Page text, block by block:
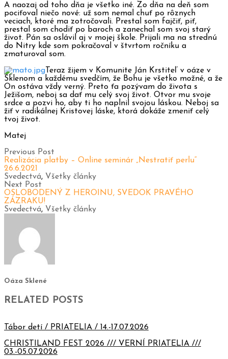
A naozaj od toho dňa je všetko iné. Zo dňa na deň som
pociťoval niečo nové: už som nemal chuť po rôznych
veciach, ktoré ma zotročovali. Prestal som fajčiť, piť,
prestal som chodiť po baroch a zanechal som svoj starý
život. Pán sa oslávil aj v mojej škole. Prijali ma na strednú
do Nitry kde som pokračoval v štvrtom ročníku a
zmaturoval som.
Teraz žijem v Komunite Ján Krstiteľ v oáze v
Sklenom a každému svedčím, že Bohu je všetko možné, a že
On ostáva vždy verný. Preto ťa pozývam do života s
Ježišom, neboj sa dať mu celý svoj život. Otvor mu svoje
srdce a pozvi ho, aby ti ho naplnil svojou láskou. Neboj sa
žiť v radikálnej Kristovej láske, ktorá dokáže zmeniť celý
tvoj život.
Matej
Previous Post
Realizácia platby – Online seminár „Nestratiť perlu“
26.6.2021
Svedectvá, Všetky články
Next Post
OSLOBODENÝ Z HEROINU, SVEDOK PRAVÉHO
ZÁZRAKU!
Svedectvá, Všetky články
Oáza Sklené
RELATED POSTS
Tábor detí / PRIATELIA / 14.-17.07.2026
CHRISTILAND FEST 2026 /// VERNÍ PRIATELIA ///
03.-05.07.2026